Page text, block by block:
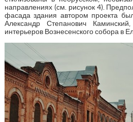
направлениях (см. рисунок 4).
фасада здания автором проекта
Александр Степанович
интерьеров Вознесенского собора в